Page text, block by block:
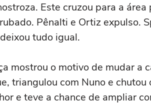
Este cruzou para a
Pênalti e Ortiz expulso.
tudo igual.
mostrou o motivo de mudar a
triangulou com Nuno e
e teve a chance de ampliar